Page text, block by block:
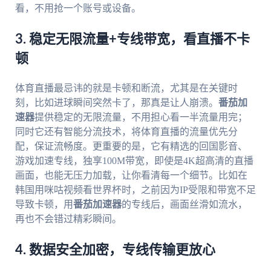
看，不用抢一个账号或设备。
3. 稳定无限流量+专线带宽，看直播不卡
顿
体育直播最忌讳的就是卡顿和断流，尤其是在关键时
刻，比如进球瞬间突然卡了，那真是让人崩溃。 番茄加
速器提供稳定的无限流量，不用担心看一半流量用完；
同时它还有智能分流技术，将体育直播的流量优先分
配，保证流畅度。更重要的是，它有精选的回国影音、
游戏加速专线，独享100M带宽，即使是4K超高清的直播
画面，也能无压力加载，让你看清每一个细节。比如在
韩国用咪咕视频看世界杯时，之前因为IP受限和带宽不足
导致卡顿，用番茄加速器的专线后，画面丝滑如流水，
再也不会错过精彩瞬间。
4. 数据安全加密，专线传输更放心